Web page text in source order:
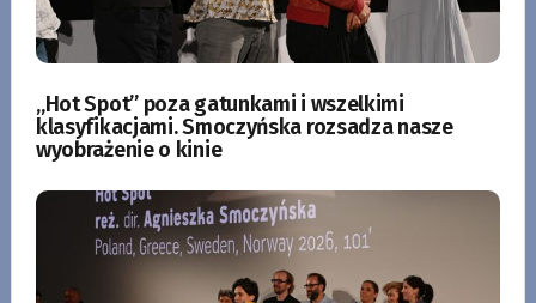
„Hot Spot” poza gatunkami i wszelkimi
klasyfikacjami. Smoczyńska rozsadza nasze
wyobrażenie o kinie